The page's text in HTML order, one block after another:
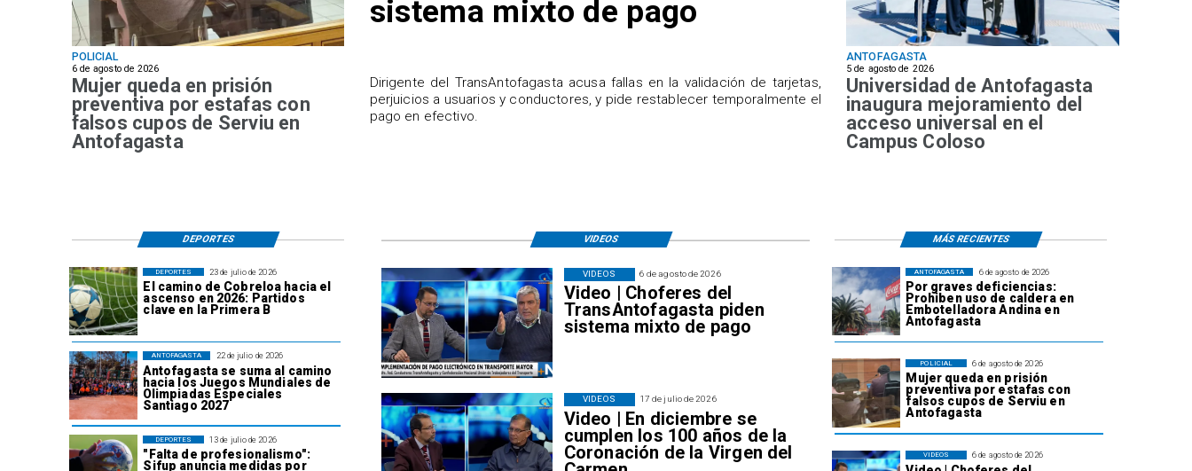
sistema mixto de pago
​Dirigente del TransAntofagasta acusa fallas en la validación de tarjetas,
perjuicios a usuarios y conductores, y pide restablecer temporalmente el
pago en efectivo.
POLICIAL
6 de agosto de 2026
Mujer queda en prisión
preventiva por estafas con
falsos cupos de Serviu en
Antofagasta
ANTOFAGASTA
5 de agosto de 2026
Universidad de Antofagasta
inaugura mejoramiento del
acceso universal en el
Campus Coloso
6 de agosto de 2026
Por graves deficiencias:
Prohiben uso de caldera en
Embotelladora Andina en
Antofagasta
ANTOFAGASTA
6 de agosto de 2026
Mujer queda en prisión
preventiva por estafas con
falsos cupos de Serviu en
Antofagasta
POLICIAL
6 de agosto de 2026
VIDEOS
23 de julio de 2026
El camino de Cobreloa hacia el
ascenso en 2026: Partidos
clave en la Primera B
DEPORTES
22 de julio de 2026
Antofagasta se suma al camino
hacia los Juegos Mundiales de
Olimpiadas Especiales
Santiago 2027
ANTOFAGASTA
13 de julio de 2026
"Falta de profesionalismo":
Sifup anuncia medidas por
DEPORTES
6 de agosto de 2026
Video | Choferes del
TransAntofagasta piden
sistema mixto de pago
VIDEOS
17 de julio de 2026
Video | En diciembre se
cumplen los 100 años de la
Coronación de la Virgen del
VIDEOS
VIDEOS
DEPORTES MÁS RECIENTES